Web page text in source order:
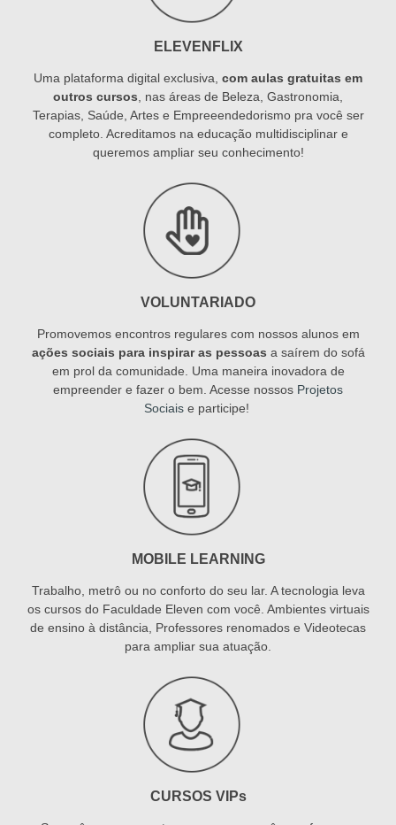
ELEVENFLIX
Uma plataforma digital exclusiva, com aulas gratuitas em
outros cursos , nas áreas de Beleza, Gastronomia,
Terapias, Saúde, Artes e Empreeendedorismo pra você ser
completo. Acreditamos na educação multidisciplinar e
queremos ampliar seu conhecimento!
VOLUNTARIADO
Promovemos encontros regulares com nossos alunos em
ações sociais para inspirar as pessoas a saírem do sofá
em prol da comunidade. Uma maneira inovadora de
empreender e fazer o bem. Acesse nossos Projetos
Sociaise participe!
MOBILE LEARNING
Trabalho, metrô ou no conforto do seu lar. A tecnologia leva
os cursos do Faculdade Eleven com você. Ambientes virtuais
de ensino à distância, Professores renomados e Videotecas
para ampliar sua atuação.
CURSOS VIPs